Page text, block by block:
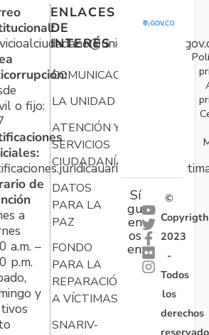
o fijo:
de
a
a.m. –
p.m.
y
ENLACES
DE
INTERÉS
COMUNICACIONES
LA UNIDAD
ATENCIÓN Y
SERVICIOS
CIUDADANÍA
DATOS
PARA LA
PAZ
FONDO
PARA LA
REPARACIÓN
A VÍCTIMAS
SNARIV-
Sí
gu
en
os
en:
©
Copyrigth
2023
-
Todos
los
derechos